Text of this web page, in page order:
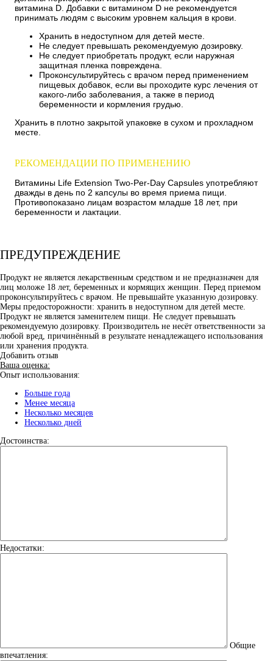
витамина D. Добавки с витамином D не рекомендуется
принимать людям с высоким уровнем кальция в крови.
Хранить в недоступном для детей месте.
Не следует превышать рекомендуемую дозировку.
Не следует приобретать продукт, если наружная
защитная пленка повреждена.
Проконсультируйтесь с врачом перед применением
пищевых добавок, если вы проходите курс лечения от
какого-либо заболевания, а также в период
беременности и кормления грудью.
Хранить в плотно закрытой упаковке в сухом и прохладном
месте.
РЕКОМЕНДАЦИИ ПО ПРИМЕНЕНИЮ
Витамины Life Extension Two-Per-Day Capsules употребляют
дважды в день по 2 капсулы во время приема пищи.
Противопоказано лицам возрастом младше 18 лет, при
беременности и лактации.
ПРЕДУПРЕЖДЕНИЕ
Продукт не является лекарственным средством и не предназначен для
лиц моложе 18 лет, беременных и кормящих женщин. Перед приемом
проконсультируйтесь с врачом. Не превышайте указанную дозировку.
Меры предосторожности: хранить в недоступном для детей месте.
Продукт не является заменителем пищи. Не следует превышать
рекомендуемую дозировку. Производитель не несёт ответственности за
любой вред, причинённый в результате ненадлежащего использования
или хранения продукта.
Добавить отзыв
Ваша оценка:
Опыт использования:
Больше года
Менее месяца
Несколько месяцев
Несколько дней
Достоинства:
Недостатки:
Общие
впечатления: